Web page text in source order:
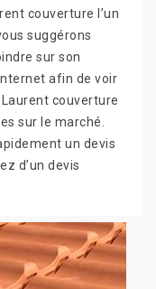
couverture l’un
suggérons
sur son
afin de voir
couverture
sur le marché.
un devis
d’un devis